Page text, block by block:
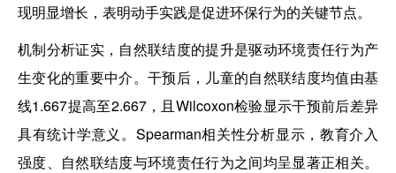
现明显增长，表明动手实践是促进环保行为的关键节点。
机制分析证实，自然联结度的提升是驱动环境责任行为产
生变化的重要中介。干预后，儿童的自然联结度均值由基
线1.667提高至2.667，且Wilcoxon检验显示干预前后差异
具有统计学意义。Spearman相关性分析显示，教育介入
强度、自然联结度与环境责任行为之间均呈显著正相关。